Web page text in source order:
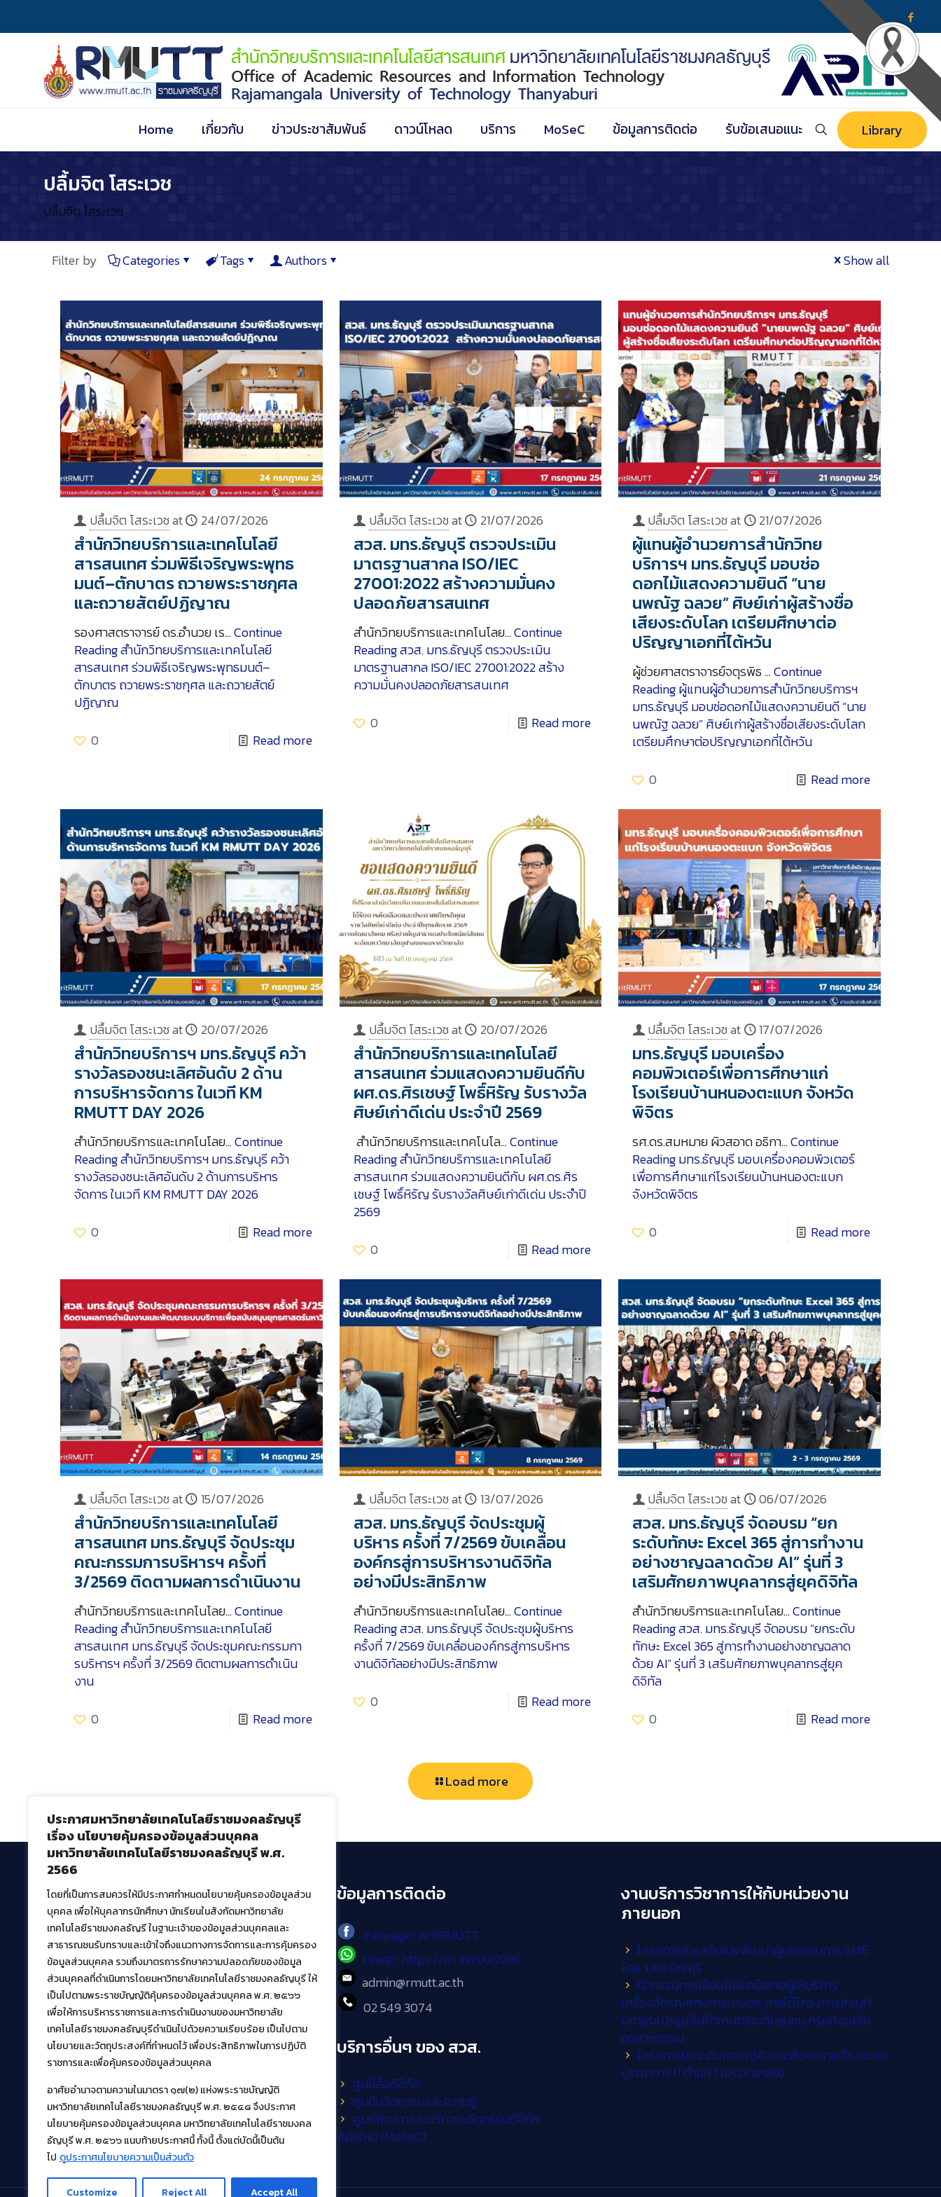
ประกาศมหาวิทยาลัยเทคโนโลยีราชมงคลธัญบุรี
เรื่อง นโยบายคุ้มครองข้อมูลส่วนบุคคล
มหาวิทยาลัยเทคโนโลยีราชมงคลธัญบุรี พ.ศ.
2566
โดยที่เป็นการสมควรให้มีประกาศกำหนดนโยบายคุ้มครองข้อมูลส่วน
บุคคล เพื่อให้บุคลากรนักศึกษา นักเรียนในสังกัดมหาวิทยาลัย
เทคโนโลยีราชมงคลธัญรี ในฐานะเจ้าของข้อมูลส่วนบุคคลและ
สาธารณชนรับทราบและเข้าใจถึงแนวทางการจัดการและการคุ้มครอง
ข้อมูลส่วนบุคคล รวมถึงมาตรการรักษาความปลอดภัยของข้อมูล
ส่วนบุคคลที่ดำเนินการโดยมหาวิทยาลัยเทคโนโลยีราชมงคลธัญบุรี ให้
เป็นไปตามพระราชบัญญัติคุ้มครองข้อมูลส่วนบุคคล พ.ศ. ๒๕๖๖
เพื่อให้การบริหารราชการและการดำเนินงานของมหาวิทยาลัย
เทคโนโลยีราชมงคลธัญบุรีดำเนินไปด้วยความเรียบร้อย เป็นไปตาม
นโยบายและวัตถุประสงค์ที่กำหนดไว้ เพื่อประสิทธิภาพในการปฏิบัติ
ราชการและเพื่อคุ้มครองข้อมูลส่วนบุคคล
อาศัยอำนาจตามความในมาตรา ๑๗(๒) แห่งพระราชบัญญัติ
มหาวิทยาลัยเทคโนโลยีราชมงคลธัญบุรี พ.ศ. ๒๕๔๘ จึงประกาศ
นโยบายคุ้มครองข้อมูลส่วนบุคคล มหาวิทยาลัยเทคโนโลยีราชมงคล
ธัญบุรี พ.ศ. ๒๕๖๖ แนบท้ายประกาศนี้ ทั้งนี้ ตั้งแต่บัดนี้เป็นต้น
ไป ดูประกาศนโยบายความเป็นส่วนตัว
Customize Reject All Accept All
Home เกี่ยวกับ ข่าวประชาสัมพันธ์ ดาวน์โหลด บริการ MoSeC ข้อมูลการติดต่อ รับข้อเสนอแนะ Library
ปลื้มจิต โสระเวช
ปลื้มจิต โสระเวช
Filter by Categories Tags Authors Show all
ปลื้มจิต โสระเวชat 24/07/2026
สำนักวิทยบริการและเทคโนโลยี
สารสนเทศ ร่วมพิธีเจริญพระพุทธ
มนต์–ตักบาตร ถวายพระราชกุศล
และถวายสัตย์ปฏิญาณ
รองศาสตราจารย์ ดร.อำนวย เร…Continue
Readingสำนักวิทยบริการและเทคโนโลยี
สารสนเทศ ร่วมพิธีเจริญพระพุทธมนต์–
ตักบาตร ถวายพระราชกุศล และถวายสัตย์
ปฏิญาณ
0
Read more
ปลื้มจิต โสระเวชat 21/07/2026
สวส. มทร.ธัญบุรี ตรวจประเมิน
มาตรฐานสากล ISO/IEC
27001:2022 สร้างความมั่นคง
ปลอดภัยสารสนเทศ
สำนักวิทยบริการและเทคโนโลย…Continue
Readingสวส. มทร.ธัญบุรี ตรวจประเมิน
มาตรฐานสากล ISO/IEC 27001:2022 สร้าง
ความมั่นคงปลอดภัยสารสนเทศ
0
Read more
ปลื้มจิต โสระเวชat 21/07/2026
ผู้แทนผู้อำนวยการสำนักวิทย
บริการฯ มทร.ธัญบุรี มอบช่อ
ดอกไม้แสดงความยินดี “นาย
นพณัฐ ฉลวย” ศิษย์เก่าผู้สร้างชื่อ
เสียงระดับโลก เตรียมศึกษาต่อ
ปริญญาเอกที่ไต้หวัน
ผู้ช่วยศาสตราจารย์จตุรพิธ …Continue
Readingผู้แทนผู้อำนวยการสำนักวิทยบริการฯ
มทร.ธัญบุรี มอบช่อดอกไม้แสดงความยินดี “นาย
นพณัฐ ฉลวย” ศิษย์เก่าผู้สร้างชื่อเสียงระดับโลก
เตรียมศึกษาต่อปริญญาเอกที่ไต้หวัน
0
Read more
ปลื้มจิต โสระเวชat 20/07/2026
สำนักวิทยบริการฯ มทร.ธัญบุรี คว้า
รางวัลรองชนะเลิศอันดับ 2 ด้าน
การบริหารจัดการ ในเวที KM
RMUTT DAY 2026
สำนักวิทยบริการและเทคโนโลย…Continue
Readingสำนักวิทยบริการฯ มทร.ธัญบุรี คว้า
รางวัลรองชนะเลิศอันดับ 2 ด้านการบริหาร
จัดการ ในเวที KM RMUTT DAY 2026
0
Read more
ปลื้มจิต โสระเวชat 20/07/2026
สำนักวิทยบริการและเทคโนโลยี
สารสนเทศ ร่วมแสดงความยินดีกับ
ผศ.ดร.ศิรเชษฐ์ โพธิ์หิรัญ รับรางวัล
ศิษย์เก่าดีเด่น ประจำปี 2569
สำนักวิทยบริการและเทคโนโล…Continue
Readingสำนักวิทยบริการและเทคโนโลยี
สารสนเทศ ร่วมแสดงความยินดีกับ ผศ.ดร.ศิร
เชษฐ์ โพธิ์หิรัญ รับรางวัลศิษย์เก่าดีเด่น ประจำปี
2569
0
Read more
ปลื้มจิต โสระเวชat 17/07/2026
มทร.ธัญบุรี มอบเครื่อง
คอมพิวเตอร์เพื่อการศึกษาแก่
โรงเรียนบ้านหนองตะแบก จังหวัด
พิจิตร
รศ.ดร.สมหมาย ผิวสอาด อธิกา…Continue
Readingมทร.ธัญบุรี มอบเครื่องคอมพิวเตอร์
เพื่อการศึกษาแก่โรงเรียนบ้านหนองตะแบก
จังหวัดพิจิตร
0
Read more
ปลื้มจิต โสระเวชat 15/07/2026
สำนักวิทยบริการและเทคโนโลยี
สารสนเทศ มทร.ธัญบุรี จัดประชุม
คณะกรรมการบริหารฯ ครั้งที่
3/2569 ติดตามผลการดำเนินงาน
สำนักวิทยบริการและเทคโนโลย…Continue
Readingสำนักวิทยบริการและเทคโนโลยี
สารสนเทศ มทร.ธัญบุรี จัดประชุมคณะกรรมกา
รบริหารฯ ครั้งที่ 3/2569 ติดตามผลการดำเนิน
งาน
0
Read more
ปลื้มจิต โสระเวชat 13/07/2026
สวส. มทร.ธัญบุรี จัดประชุมผู้
บริหาร ครั้งที่ 7/2569 ขับเคลื่อน
องค์กรสู่การบริหารงานดิจิทัล
อย่างมีประสิทธิภาพ
สำนักวิทยบริการและเทคโนโลย…Continue
Readingสวส. มทร.ธัญบุรี จัดประชุมผู้บริหาร
ครั้งที่ 7/2569 ขับเคลื่อนองค์กรสู่การบริหาร
งานดิจิทัลอย่างมีประสิทธิภาพ
0
Read more
ปลื้มจิต โสระเวชat 06/07/2026
สวส. มทร.ธัญบุรี จัดอบรม “ยก
ระดับทักษะ Excel 365 สู่การทำงาน
อย่างชาญฉลาดด้วย AI” รุ่นที่ 3
เสริมศักยภาพบุคลากรสู่ยุคดิจิทัล
สำนักวิทยบริการและเทคโนโลย…Continue
Readingสวส. มทร.ธัญบุรี จัดอบรม “ยกระดับ
ทักษะ Excel 365 สู่การทำงานอย่างชาญฉลาด
ด้วย AI” รุ่นที่ 3 เสริมศักยภาพบุคลากรสู่ยุค
ดิจิทัล
0
Read more
Load more
สำนักวิทยบริการและเทคโนโลยีสารสนเทศ
มหาวิทยาลัยเทคโนโลยีราชมงคลธัญบุรี
39 หมู่ที่ 1 ตำบลคลองหก อำเภอคลองหลวง จังหวัด
ปทุมธานี 12120
เผยแพร่ข้อมูลโดย.บุคลากร สวส.
สร้างและพัฒนาโดย.
ฝ่ายพัฒนาและเผยแพร่ข้อมูลเว็บไซต์
ข้อมูลการติดต่อ
Fanpage : AritRMUTT
Line@ : https://lin.ee/tXe209C
admin@rmutt.ac.th
02 549 3074
บริการอื่นๆ ของ สวส.
ศูนย์สื่อดิจิทัล
ศูนย์นวัตกรรมและความรู้
ศูนย์พัฒนาและบริการนวัตกรรมดิจิทัล
สมัยใหม่ (MoSeC)
งานบริการวิชาการให้กับหน่วยงาน
ภายนอก
โครงการส่งเสริมและพัฒนาผู้ประกอบการ SME
โดย. มทร.ธัญบุรี
กิจกรรมการเชื่อมโยงเครือข่ายผู้ให้บริการ
เครื่องจักรกลทางการเกษตร ภายใต้โครงการส่งเสริ
มการรแปรรูปสินค้าเกษตรระดับชุมชน กรมส่งเสริม
อุตสาหกรรม
โครงการยกระดับเศรษฐกิจและสังคมรายตำบลแบบ
บูรณาการ (1 ตำบล 1 มหาวิทยาลัย)